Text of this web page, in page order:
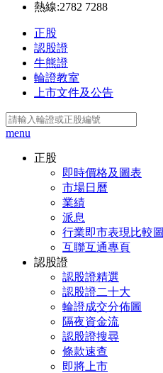
熱線:2782 7288
正股
認股證
牛熊證
輪證教室
上市文件及公告
menu
正股
即時價格及圖表
市場日曆
業績
派息
行業即市表現比較圖
互聯互通專頁
認股證
認股證精選
認股證二十大
輪證成交分佈圖
隔夜資金流
認股證搜尋
條款速查
即將上市